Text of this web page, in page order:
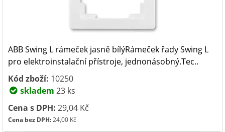
ABB Swing L rámeček jasně bílýRámeček řady Swing L
pro elektroinstalační přístroje, jednonásobný.Tec..
Kód zboží: 10250
skladem 23 ks
Cena s DPH: 29,04 Kč
Cena bez DPH:24,00 Kč